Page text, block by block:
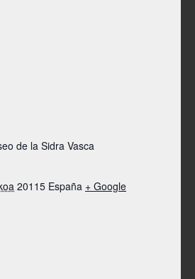
de la Sidra Vasca
20115 España + Google